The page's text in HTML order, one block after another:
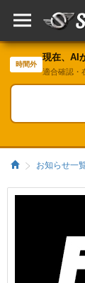
時間外
現在、AI
適合確認・
お知らせ一